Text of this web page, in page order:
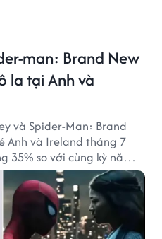
man: Brand New
la tại Anh và
và Spider-Man: Brand
Anh và Ireland tháng 7
35% so với cùng kỳ năm